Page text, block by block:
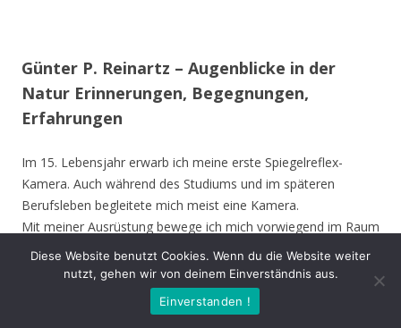
Günter P. Reinartz – Augenblicke in der
Natur Erinnerungen, Begegnungen,
Erfahrungen
Im 15. Lebensjahr erwarb ich meine erste Spiegelreflex-
Kamera. Auch während des Studiums und im späteren
Berufsleben begleitete mich meist eine Kamera.
Mit meiner Ausrüstung bewege ich mich vorwiegend im Raum
Nordrhein-Westfalen, bevorzugt im Kreis Unna, Hamm,
Münster und Soest. Ich besuche aber auch andere Gebiete in
Deutschland und die Vogelinsel Texel (Niederlande). Die
Ausstellung zeigt meine Erinnerungen, Begegnungen oder
Diese Website benutzt Cookies. Wenn du die Website weiter
nutzt, gehen wir von deinem Einverständnis aus.
Einverstanden !